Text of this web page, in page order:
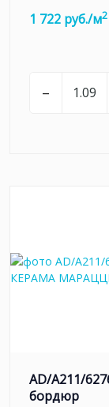
1 722 руб./м2
–
AD/A211/
бордюр